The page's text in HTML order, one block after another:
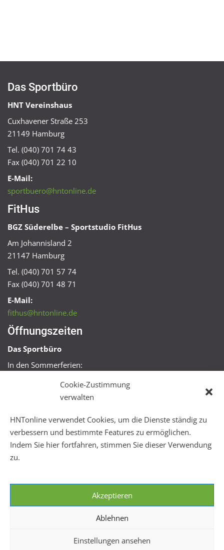
Cookie-Zustimmung
verwalten
HNTonline verwendet Cookies, um die Dienste ständig zu
verbessern und bestimmte Features zu ermöglichen.
Indem Sie hier fortfahren, stimmen Sie dieser Verwendung
zu.
Akzeptieren
Ablehnen
Einstellungen ansehen
Das Sportbüro
HNT Vereinshaus
Cuxhavener Straße 253
21149 Hamburg
Tel. (040) 701 74 43
Fax (040) 701 22 10
E-Mail:
sportbuero@hntonline.de
FitHus
BGZ Süderelbe – Sportstudio FitHus
Am Johannisland 2
21147 Hamburg
Tel. (040) 701 57 74
Fax (040) 701 48 71
E-Mail:
fithus@hntonline.de
Öffnungszeiten
Das Sportbüro
In den Sommerferien:
Mo + Mi 16:00 – 18:00 Uhr
Mo – Fr 08:00 – 22:00 Uhr
Sa + So 10:00 – 18:00 Uhr